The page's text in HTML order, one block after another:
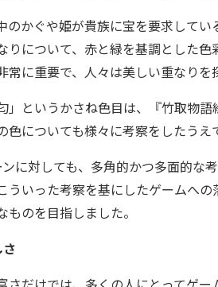
のかぐや姫が貴族に宝を要求して
りについて、赤と緑を基調とした
常に重要で、人々は美しい重なりを
」というかさね色目は、『竹取物
についても様々に考察をしたうえ
に対しても、多角的かつ多面的
ういった考察を基にしたゲームへ
のを目指しました。